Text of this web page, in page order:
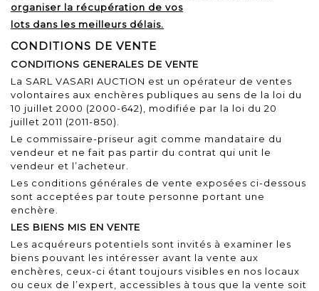
organiser la récupération de vos
lots dans les meilleurs délais.
CONDITIONS DE VENTE
CONDITIONS GENERALES DE VENTE
La SARL VASARI AUCTION est un opérateur de ventes
volontaires aux enchères publiques au sens de la loi du
10 juillet 2000 (2000-642), modifiée par la loi du 20
juillet 2011 (2011-850).
Le commissaire-priseur agit comme mandataire du
vendeur et ne fait pas partir du contrat qui unit le
vendeur et l’acheteur.
Les conditions générales de vente exposées ci-dessous
sont acceptées par toute personne portant une
enchère.
LES BIENS MIS EN VENTE
Les acquéreurs potentiels sont invités à examiner les
biens pouvant les intéresser avant la vente aux
enchères, ceux-ci étant toujours visibles en nos locaux
ou ceux de l’expert, accessibles à tous que la vente soit